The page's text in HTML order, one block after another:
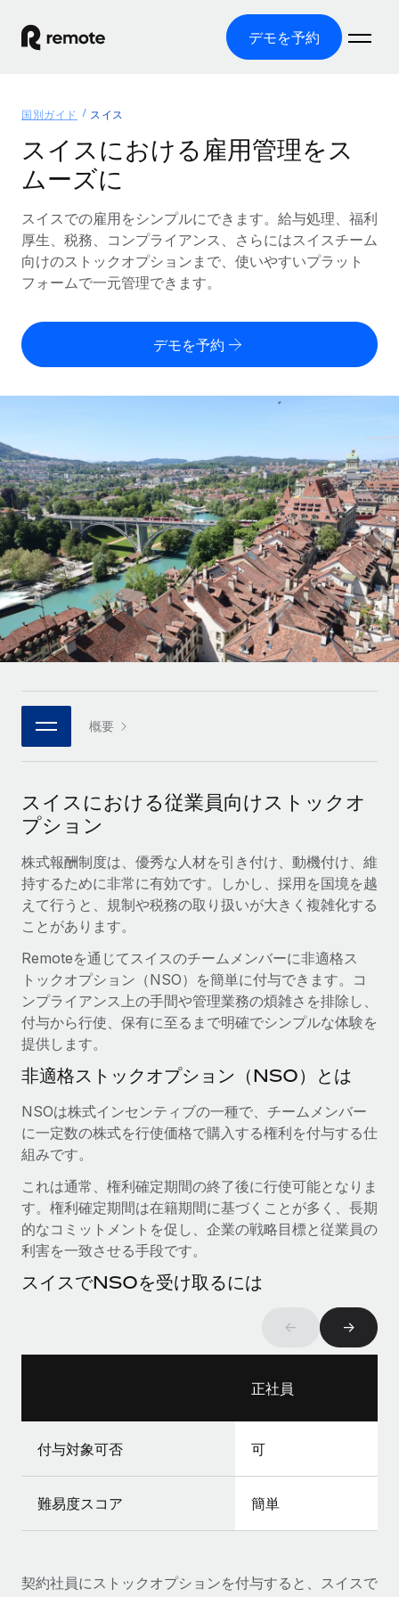
デモを予約
グローバル雇用
グローバル給与処理
コンプライアンス対応の給与処理を手軽に
Employer of Record（EOR）
グローバル展開をコストをかけずに実現
Contractor of Record
世界中の契約社員と法令を遵守して契約
世界中の契約社員をオンボーディングし、管理
複雑な雇用関連業務を外部委託
インフラ
Remote統合
人事機能をワークフローにシームレスに統合する
プラットフォーム
チームのための人事の基本機能を内蔵
接続 新しい
当社のMCPを使用して、あらゆるAIツールをRemoteに接続
統合
基本的なビジネスツールを活用して業務プロセスを効率化す
サービス
専門家に相談
グローバル人事・コンプライアンスの専門サポート
バックグラウンドチェック
Compliance Watchtower
コンプライアンスリスクを先回りして対応
デバイス管理
法人設立
法令順守した法人をスピーディに設立
移住・転勤
従業員の異動をスムーズに
福利厚生
従業員の福利厚生を簡単に管理
ソリューション
各国の制度に対応
国別ガイド
/国別のグローバル雇用支援を検索する
Remoteを他社と比較
成長の段階
スタートアップ
成長中の企業向けのアジャイルなグローバルHR・給与処理ソ
リューション
ミッドマーケット
カスタマイズされた人事ソリューションでチームを拡大する
企業
大企業向けのグローバルHR
パートナーに登録
戦略的テクノロジーパートナー
グローバルな人事機能を柔軟に自社プラットフォームへ統合
当社とのパートナーシップの可能性を検討する
統合とAI自動化に関するコンサルティング
活用事例
リソース
ツールと計算ツール
従業員コスト計算ツール
ドを確認する
REMOTEで学習
リサーチおよびガイド
活用事例
HR用語集
チェックリストおよびテンプレート
職務内容ライブラリ
ウェビナー
イベント
ニュースルーム
給与・人材情報
情報センター
サポートを依頼する
ブログ
グローバル給与処理
EORおよびPEO
契約社員管理
税務
ブログを読む
ブログ
Remoteの製品アップデート：GustoとXeroの統合お
よびContractor Management Plus（契約社員管理
Remoteの使命は、世界のどこにいても、あらゆる規模の企業が
ることです。この数週間で、新しい統合、機能、改良点をリリー
詳細を見る
給与詐欺：種類、事例、ビジネスを守る方法
給与, 賃金は詐欺の特に魅力的な標的です。多額の資金がシステ
を保護することは極めて重要です。...
価格
English
Français
Deutsch
Español
Italiano
Português (Portugal)
日本語
한국어
国別ガイド スイス
スイスにおける雇用管理をス
ムーズに
スイスでの雇用をシンプルにできます。給与処理、福利
厚生、税務、コンプライアンス、さらにはスイスチーム
向けのストックオプションまで、使いやすいプラット
フォームで一元管理できます。
デモを予約
概要
スイスにおける従業員向けストックオ
プション
株式報酬制度は、優秀な人材を引き付け、動機付け、維
持するために非常に有効です。しかし、採用を国境を越
えて行うと、規制や税務の取り扱いが大きく複雑化する
ことがあります。
Remoteを通じてスイスのチームメンバーに非適格ス
トックオプション（NSO）を簡単に付与できます。コ
ンプライアンス上の手間や管理業務の煩雑さを排除し、
付与から行使、保有に至るまで明確でシンプルな体験を
提供します。
非適格ストックオプション（NSO）とは
NSOは株式インセンティブの一種で、チームメンバー
に一定数の株式を行使価格で購入する権利を付与する仕
組みです。
これは通常、権利確定期間の終了後に行使可能となりま
す。権利確定期間は在籍期間に基づくことが多く、長期
的なコミットメントを促し、企業の戦略目標と従業員の
利害を一致させる手段です。
スイスでNSOを受け取るには
← →
正社員
付与対象可否 可
難易度スコア 簡単
契約社員にストックオプションを付与すると、スイスで